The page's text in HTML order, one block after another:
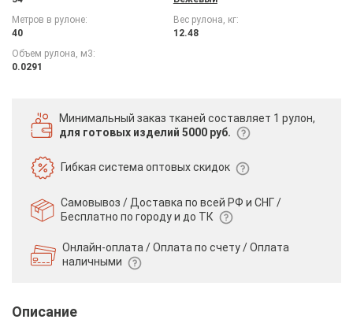
Метров в рулоне:
40
Вес рулона, кг:
12.48
Объем рулона, м3:
0.0291
Минимальный заказ тканей составляет 1 рулон,
для готовых изделий 5000 руб.
Гибкая системаоптовых скидок
Самовывоз / Доставка по всей РФ и СНГ /
Бесплатно по городу и до ТК
Онлайн-оплата / Оплата по счету /Оплата
наличными
Описание